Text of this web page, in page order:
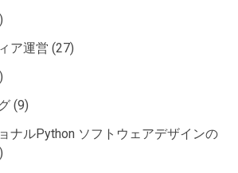
ア運営 (27)
(9)
ナルPython ソフトウェアデザインの